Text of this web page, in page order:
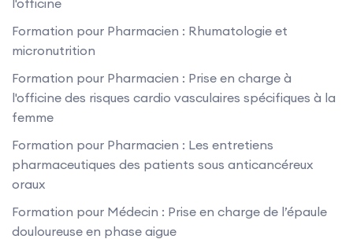
l'officine
Formation pour Pharmacien : Rhumatologie et
micronutrition
Formation pour Pharmacien : Prise en charge à
l'officine des risques cardio vasculaires spécifiques à la
femme
Formation pour Pharmacien : Les entretiens
pharmaceutiques des patients sous anticancéreux
oraux
Formation pour Médecin : Prise en charge de l’épaule
douloureuse en phase aigue